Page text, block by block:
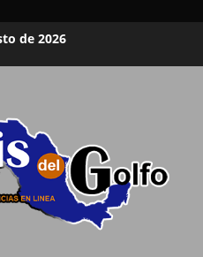
de 2026